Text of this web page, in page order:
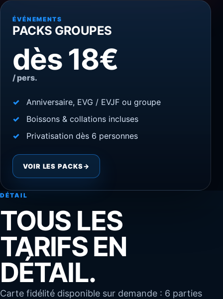
ÉVÉNEMENTS
PACKS GROUPES
dès 18€
/ pers.
Anniversaire, EVG / EVJF ou groupe
Boissons & collations incluses
Privatisation dès 6 personnes
VOIR LES PACKS→
DÉTAIL
TOUS LES
TARIFS EN
DÉTAIL.
Carte fidélité disponible sur demande : 6 parties